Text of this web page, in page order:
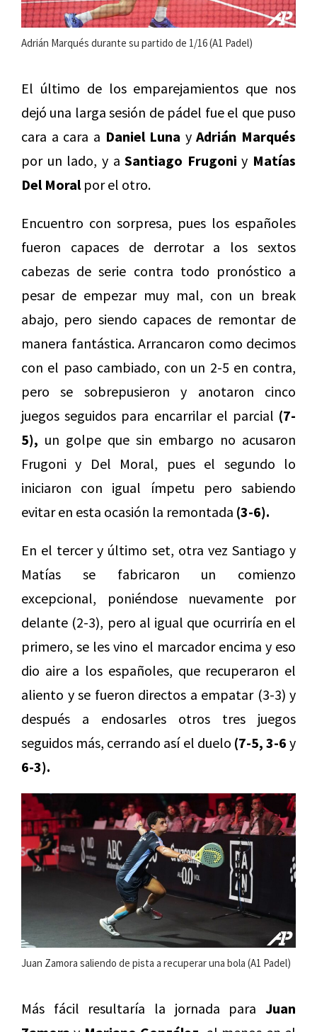
Adrián Marqués durante su partido de 1/16 (A1 Padel)
El último de los emparejamientos que nos
dejó una larga sesión de pádel fue el que puso
cara a cara a Daniel Luna yAdrián Marqués
por un lado, y aSantiago Frugoni y Matías
Del Moral por el otro.
Encuentro con sorpresa, pues los españoles
fueron capaces de derrotar a los sextos
cabezas de serie contra todo pronóstico a
pesar de empezar muy mal, con un break
abajo, pero siendo capaces de remontar de
manera fantástica. Arrancaron como decimos
con el paso cambiado, con un 2-5 en contra,
pero se sobrepusieron y anotaron cinco
juegos seguidos para encarrilar el parcial (7-
5), un golpe que sin embargo no acusaron
Frugoni y Del Moral, pues el segundo lo
iniciaron con igual ímpetu pero sabiendo
evitar en esta ocasión la remontada (3-6).
En el tercer y último set, otra vez Santiago y
Matías se fabricaron un comienzo
excepcional, poniéndose nuevamente por
delante (2-3), pero al igual que ocurriría en el
primero, se les vino el marcador encima y eso
dio aire a los españoles, que recuperaron el
aliento y se fueron directos a empatar (3-3) y
después a endosarles otros tres juegos
seguidos más, cerrando así el duelo (7-5, 3-6 y
6-3).
Juan Zamora saliendo de pista a recuperar una bola (A1 Padel)
Más fácil resultaría la jornada para Juan